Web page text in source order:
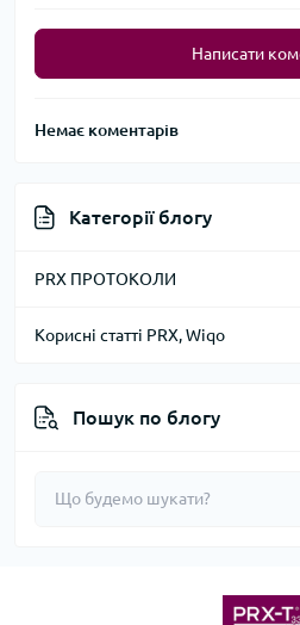
Написати
Немає коментарів
Категорії блогу
PRX ПРОТОКОЛИ
Корисні статті PRX, Wiqo
Пошук по блогу